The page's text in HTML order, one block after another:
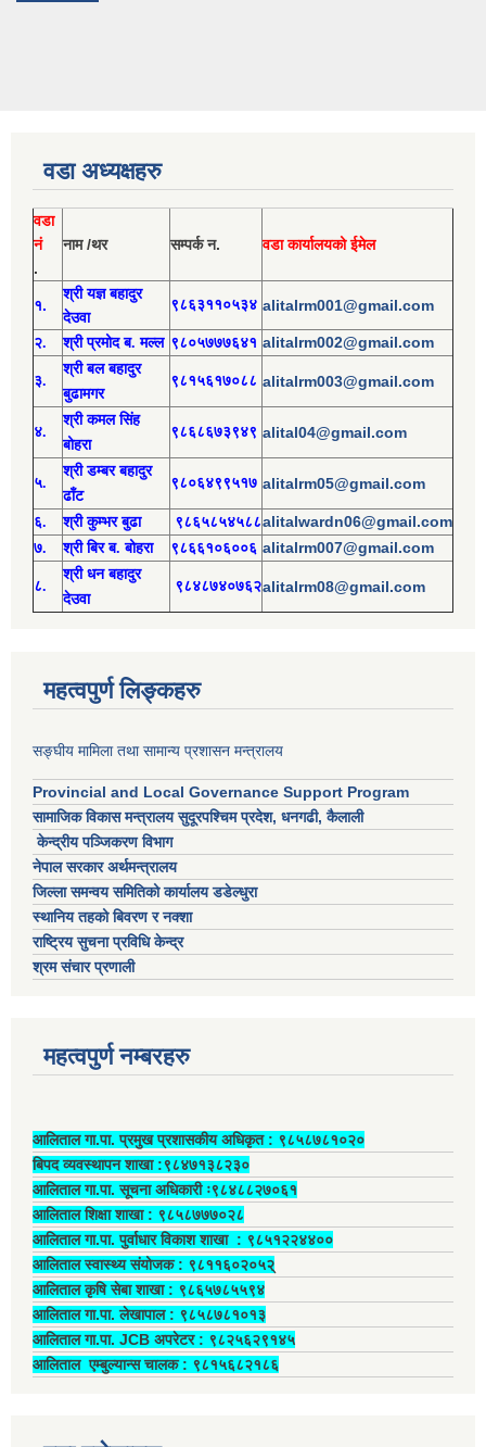
वडा अध्यक्षहरु
वडा
नं
.
नाम /थर सम्पर्क न. वडा कार्यालयको ईमेल
१.
श्री यज्ञ बहादुर
देउवा
९८६३११०५३४ alitalrm001@gmail.com
२. श्रीप्रमोदब. मल्ल ९८०५७७७६४१ alitalrm002@gmail.com
३.
श्रीबल बहादुर
बुढामगर
९८१५६१७०८८ alitalrm003@gmail.com
४.
श्री कमल सिंह
बोहरा
९८६८६७३९४९ alital04@gmail.com
५.
श्री डम्बर बहादुर
ढाँट
९८०६४९९५१७ alitalrm05@gmail.com
६. श्री कुम्भर बुढा ९८६५८५४५८८alitalwardn06@gmail.com
७. श्री बिर ब. बोहरा ९८६६१०६००६ alitalrm007@gmail.com
८.
श्री धन बहादुर
देउवा
९८४८७४०७६२alitalrm08@gmail.com
महत्वपुर्ण लिङ्कहरु
सङ्घीय मामिला तथा सामान्य प्रशासन मन्त्रालय
Provincial and Local Governance Support Program
सामाजिक विकास मन्त्रालय सुदूरपश्चिम प्रदेश, धनगढी, कैलाली
केन्द्रीय पञ्जिकरण विभाग
नेपाल सरकार अर्थमन्त्रालय
जिल्ला समन्वय समितिको कार्यालय डडेल्धुरा
स्थानिय तहको बिवरण र नक्शा
राष्ट्रिय सुचना प्रविधि केन्द्र
श्रम संचार प्रणाली
महत्वपुर्ण नम्बरहरु
आलिताल गा.पा. प्रमुख प्रशासकीय अधिकृत ‍: ९८५८७८१०२०
बिपद व्यवस्थापन शाखा :९८४७१३८२३०
आलिताल गा.पा. सूचना अधिकारी ः९८४८८२७०६१
आलिताल शिक्षा शाखा : ९८५८७७७०२८
आलिताल गा.पा. पुर्वाधार विकाश शाखा ‍: ९८५१२२४४००
आलिताल स्वास्थ्य संयोजक ‍: ९८११६०२०५२्
आलिताल कृषि सेबा शाखा : ९८६५७८५५९४
आलिताल गा.पा. लेखापाल ‍: ९८५८७८१०१३
आलिताल गा.पा. JCB अपरेटर ‍: ९८२५६२९१४५
आलिताल एम्बुल्यान्स चालक ‍: ९८१५६८२१८६